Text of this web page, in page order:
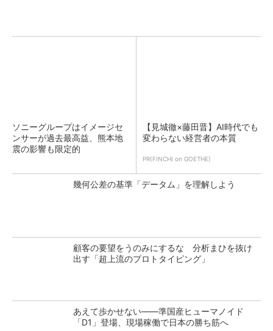
ソニーグループはイメージセ
ンサーが過去最高益、熊本地
震の影響も限定的
【見城徹×藤田晋】AI時代でも
変わらない経営者の本質
PR(FINCHI on GOETHE)
幾何公差の基準「データム」を理解しよう
顧客の要望をうのみにするな 分析まひを抜け
出す「超上流のプロトタイピング」
あえて歩かせない――準国産ヒューマノイド
「D1」登場、現場稼働で日本の勝ち筋へ